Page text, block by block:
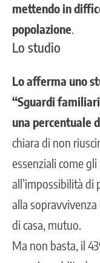
mettendo in
popolazione.
Lo studio
Lo afferma uno
“Sguardi
una percentuale
chiara di non
essenziali come
all’impossibilità di
alla
di casa, mutuo.
Ma non basta, il